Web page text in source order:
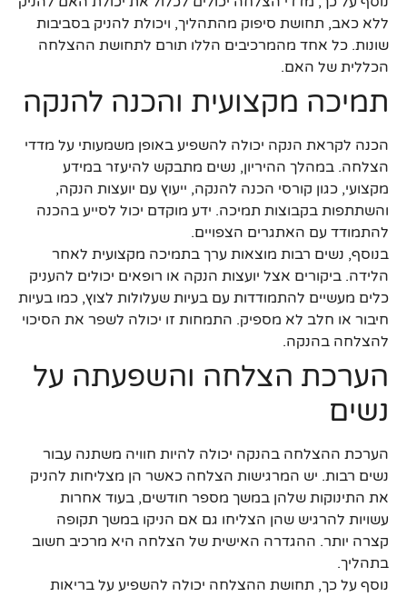
ללא כאב, תחושת סיפוק מהתהליך, ויכולת להניק בסביבות
שונות. כל אחד מהמרכיבים הללו תורם לתחושת ההצלחה
הכללית של האם.
תמיכה מקצועית והכנה להנקה
הכנה לקראת הנקה יכולה להשפיע באופן משמעותי על מדדי
הצלחה. במהלך ההיריון, נשים מתבקש להיעזר במידע
מקצועי, כגון קורסי הכנה להנקה, ייעוץ עם יועצות הנקה,
והשתתפות בקבוצות תמיכה. ידע מוקדם יכול לסייע בהכנה
להתמודד עם האתגרים הצפויים.
בנוסף, נשים רבות מוצאות ערך בתמיכה מקצועית לאחר
הלידה. ביקורים אצל יועצות הנקה או רופאים יכולים להעניק
כלים מעשיים להתמודדות עם בעיות שעלולות לצוץ, כמו בעיות
חיבור או חלב לא מספיק. התמחות זו יכולה לשפר את הסיכוי
להצלחה בהנקה.
הערכת הצלחה והשפעתה על
נשים
הערכת ההצלחה בהנקה יכולה להיות חוויה משתנה עבור
נשים רבות. יש המרגישות הצלחה כאשר הן מצליחות להניק
את התינוקות שלהן במשך מספר חודשים, בעוד אחרות
עשויות להרגיש שהן הצליחו גם אם הניקו במשך תקופה
קצרה יותר. ההגדרה האישית של הצלחה היא מרכיב חשוב
בתהליך.
נוסף על כך, תחושת ההצלחה יכולה להשפיע על בריאות